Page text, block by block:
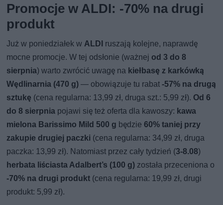
Promocje w ALDI: -70% na drugi
produkt
Już w poniedziałek w ALDI ruszają kolejne, naprawdę
mocne promocje. W tej odsłonie (ważnej od 3 do 8
sierpnia) warto zwrócić uwagę na kiełbasę z karkówką
Wędlinarnia (470 g) — obowiązuje tu rabat-57% na drugą
sztukę (cena regularna: 13,99 zł, druga szt.: 5,99 zł). Od 6
do 8 sierpnia pojawi się też oferta dla kawoszy: kawa
mielona Barissimo Mild 500 g będzie60% taniej przy
zakupie drugiej paczki (cena regularna: 34,99 zł, druga
paczka: 13,99 zł). Natomiast przez cały tydzień (3-8.08)
herbata liściasta Adalbert’s (100 g) została przeceniona o
-70% na drugi produkt (cena regularna: 19,99 zł, drugi
produkt: 5,99 zł).